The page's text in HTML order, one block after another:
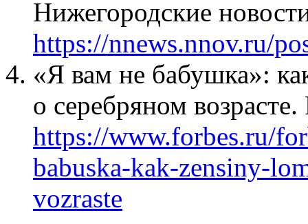
Нижегородские
https://nnews.nnov.ru/
«Я вам не бабушка»:
о серебряном
https://www.forbes.ru/
babuska-kak-zensiny-
vozraste